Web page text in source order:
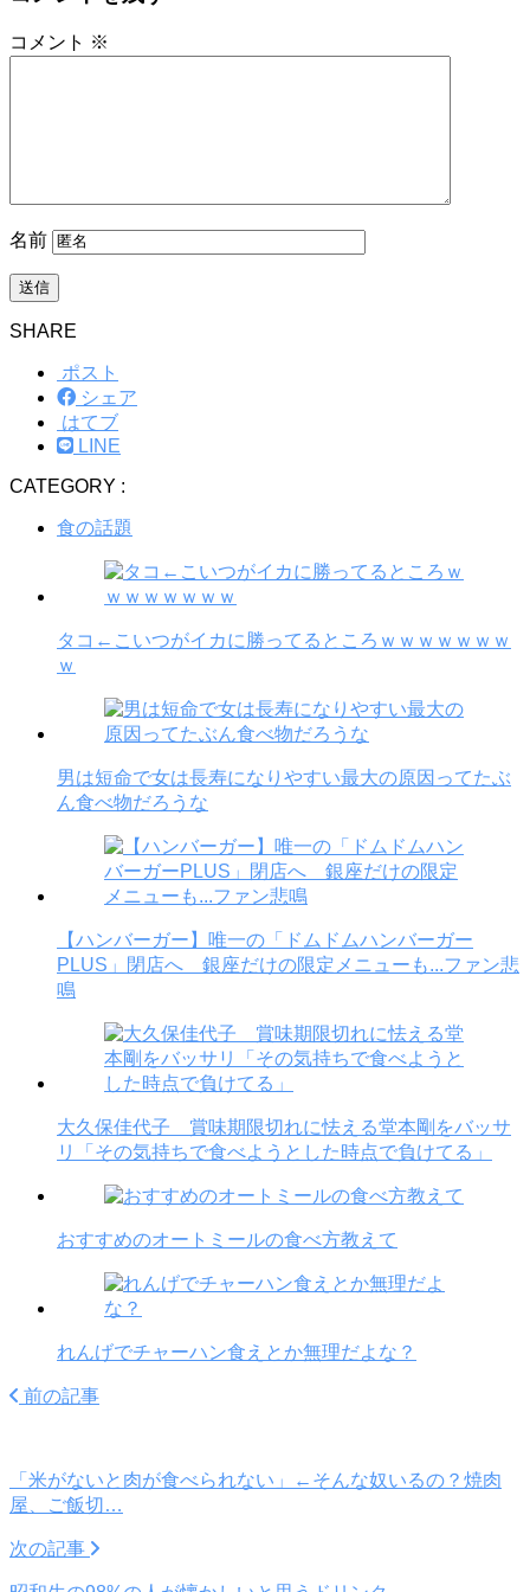
コメント ※
名前
SHARE
ポスト
シェア
はてブ
LINE
CATEGORY :
食の話題
タコ←こいつがイカに勝ってるところｗｗｗｗｗｗｗ
ｗ
男は短命で女は長寿になりやすい最大の原因ってたぶ
ん食べ物だろうな
【ハンバーガー】唯一の「ドムドムハンバーガー
PLUS」閉店へ 銀座だけの限定メニューも...ファン悲
鳴
大久保佳代子 賞味期限切れに怯える堂本剛をバッサ
リ「その気持ちで食べようとした時点で負けてる」
おすすめのオートミールの食べ方教えて
れんげでチャーハン食えとか無理だよな？
前の記事
「米がないと肉が食べられない」←そんな奴いるの？焼肉
屋、ご飯切…
次の記事